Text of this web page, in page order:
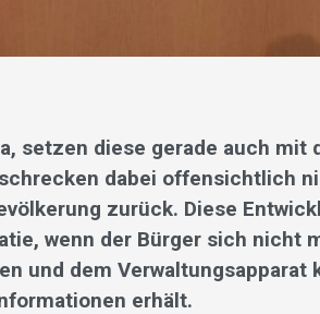
setzen diese gerade auch mit
dabei offensichtlich
zurück. Diese
wenn der Bürger sich nicht
und dem Verwaltungsapparat
erhält.